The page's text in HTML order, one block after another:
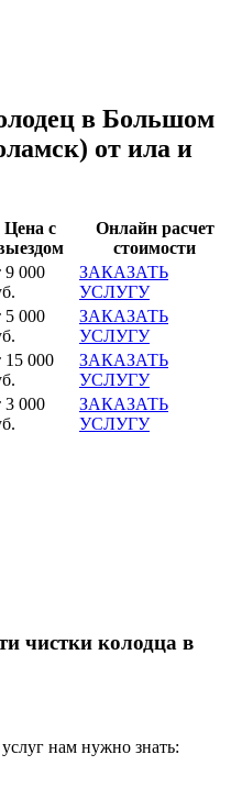
в Большом
от ила и
Цена с
Онлайн расчет
стоимости
9 000
ЗАКАЗАТЬ
УСЛУГУ
5 000
ЗАКАЗАТЬ
УСЛУГУ
15 000
ЗАКАЗАТЬ
УСЛУГУ
3 000
ЗАКАЗАТЬ
УСЛУГУ
чистки колодца в
нам нужно знать: